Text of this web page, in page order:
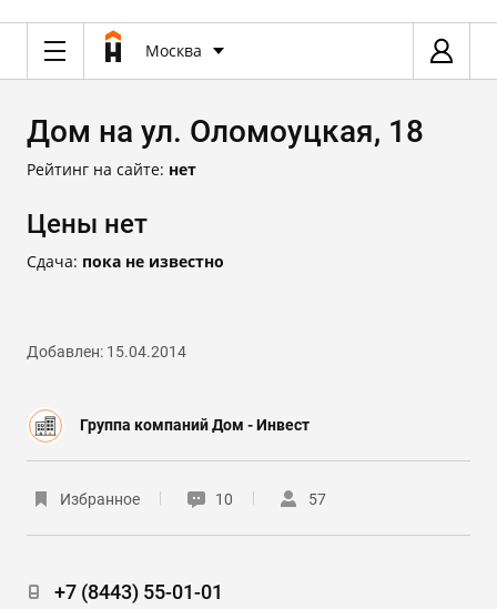
Москва
Дом на ул. Оломоуцкая, 18
Рейтинг на сайте: нет
Цены нет
Сдача: пока не известно
Добавлен: 15.04.2014
Группа компаний Дом - Инвест
Избранное 10 57
+7 (8443) 55-01-01